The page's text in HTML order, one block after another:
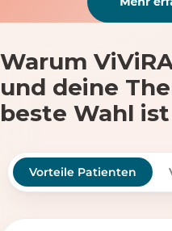
Warum
und deine
beste Wahl ist
Vorteile Patienten